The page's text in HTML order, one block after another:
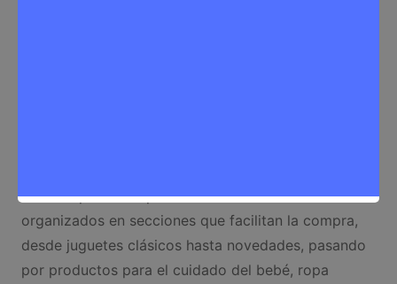
destaca por su amplia variedad de artículos
organizados en secciones que facilitan la compra,
desde juguetes clásicos hasta novedades, pasando
por productos para el cuidado del bebé, ropa